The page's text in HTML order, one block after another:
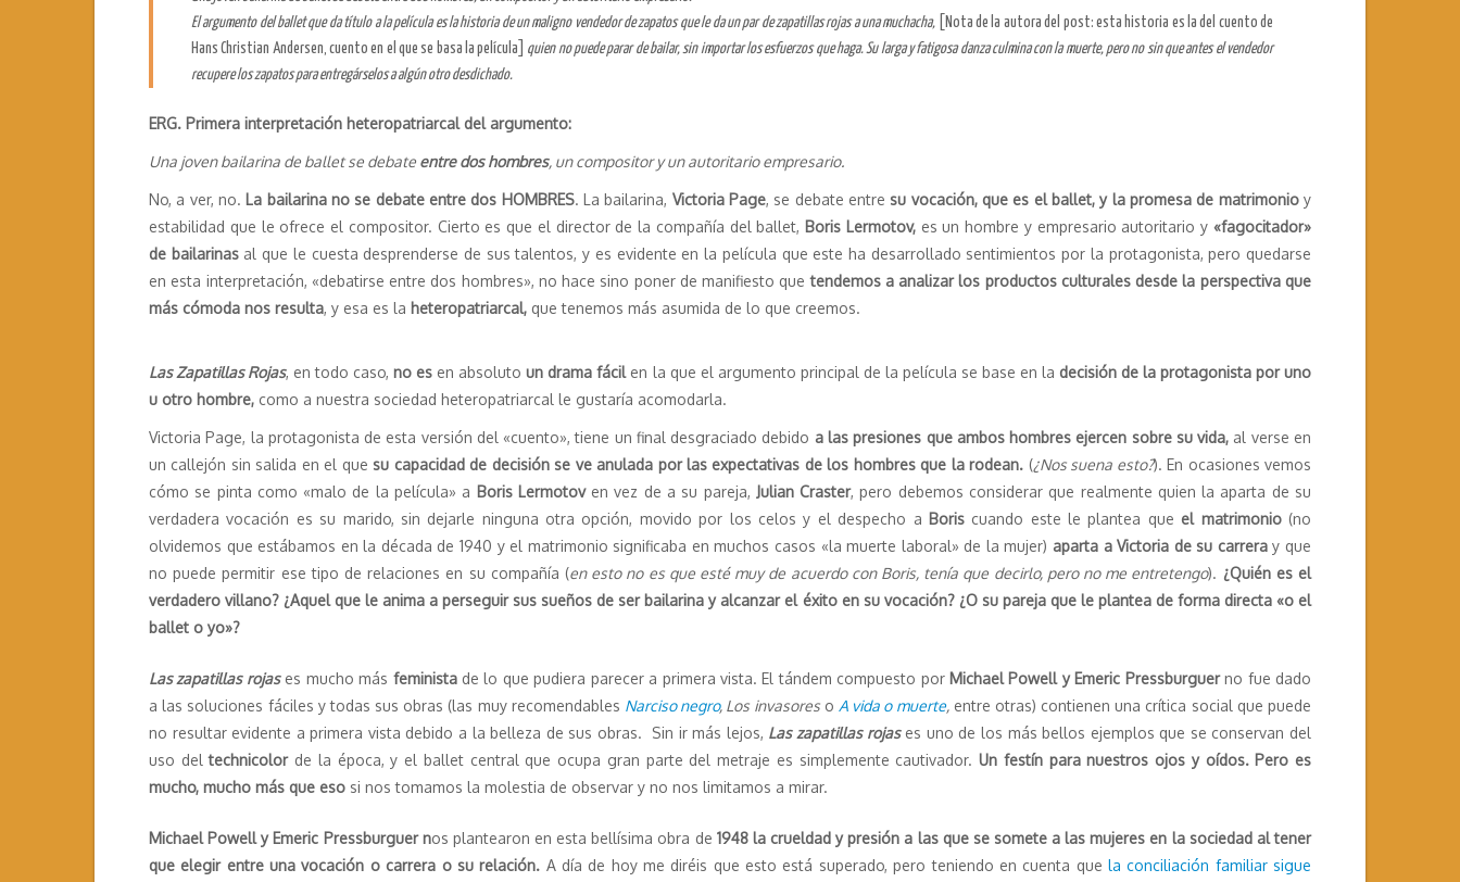
El argumento del ballet que da título a la película es la historia de un maligno vendedor de zapatos que le da un par de zapatillas rojas a una muchacha, [Nota de la autora del post: esta historia es la del cuento de
Hans Christian Andersen, cuento en el que se basa la película]
quien no puede parar de bailar, sin importar los esfuerzos que haga. Su larga y fatigosa danza culmina con la muerte, pero no sin que antes el vendedor
recupere los zapatos para entregárselos a algún otro desdichado.
ERG. Primera interpretación heteropatriarcal del argumento:
Una joven bailarina de ballet se debate entre dos hombres, un compositor y un autoritario empresario.
No, a ver, no. La bailarina no se debate entre dos HOMBRES. La bailarina, Victoria Page, se debate entre su vocación, que es el ballet, y la promesa de matrimonioy
estabilidad que le ofrece el compositor. Cierto es que el director de la compañía del ballet, Boris Lermotov,es un hombre y empresario autoritario y«fagocitador»
de bailarinasal que le cuesta desprenderse de sus talentos, y es evidente en la película que este ha desarrollado sentimientos por la protagonista, pero quedarse
en esta interpretación, «debatirse entre dos hombres», no hace sino poner de manifiesto que tendemos a analizar los productos culturales desde la perspectiva que
más cómoda nos resulta, y esa es la heteropatriarcal, que tenemos más asumida de lo que creemos.
Las Zapatillas Rojas, en todo caso,no es en absolutoun drama fácilen la que el argumento principal de la película se base en la decisión de la protagonista por uno
u otro hombre, como a nuestra sociedad heteropatriarcal le gustaría acomodarla.
Victoria Page, la protagonista de esta versión del «cuento», tiene un final desgraciado debido a las presiones que ambos hombres ejercen sobre su vida, al verse en
un callejón sin salida en el que su capacidad de decisión se ve anulada por las expectativas de los hombres que la rodean. (¿Nos suena esto?). En ocasiones vemos
cómo se pinta como «malo de la película» a Boris Lermotoven vez de a su pareja, Julian Craster, pero debemos considerar que realmente quien la aparta de su
verdadera vocación es su marido, sin dejarle ninguna otra opción, movido por los celos y el despecho a Boriscuando este le plantea que el matrimonio(no
olvidemos que estábamos en la década de 1940 y el matrimonio significaba en muchos casos «la muerte laboral» de la mujer) aparta a Victoria de su carreray que
no puede permitir ese tipo de relaciones en su compañía (en esto no es que esté muy de acuerdo con Boris, tenía que decirlo, pero no me entretengo). ¿Quién es el
verdadero villano? ¿Aquel que le anima a perseguir sus sueños de ser bailarina y alcanzar el éxito en su vocación? ¿O su pareja que le plantea de forma directa «o el
ballet o yo»?
Las zapatillas rojases mucho más feministade lo que pudiera parecer a primera vista. El tándem compuesto por Michael Powell y Emeric Pressburguerno fue dado
a las soluciones fáciles y todas sus obras (las muy recomendables Narciso negro, Los invasoreso A vida o muerte,entre otras) contienen una crítica social que puede
no resultar evidente a primera vista debido a la belleza de sus obras. Sin ir más lejos, Las zapatillas rojases uno de los más bellos ejemplos que se conservan del
uso deltechnicolorde la época, y el ballet central que ocupa gran parte del metraje es simplemente cautivador.Un festín para nuestros ojos y oídos. Pero es
mucho, mucho más que eso si nos tomamos la molestia de observar y no nos limitamos a mirar.
Michael Powell y Emeric Pressburguer nos plantearon en esta bellísima obra de 1948 la crueldad y presión a las que se somete a las mujeres en la sociedad al tener
que elegir entre una vocación o carrera o su relación. A día de hoy me diréis que esto está superado, pero teniendo en cuenta que la conciliación familiar sigue